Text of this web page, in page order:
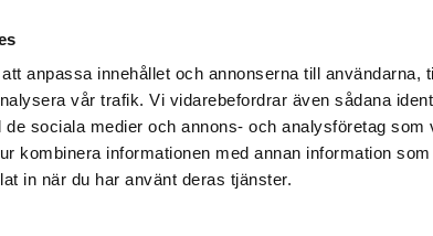
anpassa innehållet och annonserna till användarna,
vår trafik. Vi vidarebefordrar även sådana
sociala medier och annons- och analysföretag som
kombinera informationen med annan information
in när du har använt deras tjänster.
en
Länkar
Allmänna auktionsvillkor
Mobilvy